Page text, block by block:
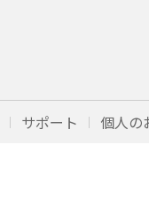
サポート 個人の